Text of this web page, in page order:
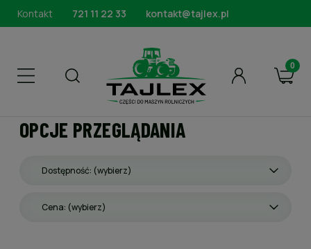
Kontakt 721 11 22 33 kontakt@tajlex.pl
OPCJE PRZEGLĄDANIA
Dostępność: (wybierz)
Cena: (wybierz)